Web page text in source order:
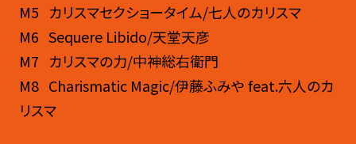
M5 カリスマセクショータイム/七人のカリスマ
M6 Sequere Libido/天堂天彦
M7 カリスマの力/中神総右衛門
M8 Charismatic Magic/伊藤ふみや feat.六人のカ
リスマ